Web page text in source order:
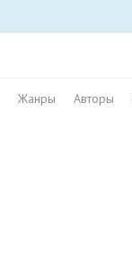
Жанры Авторы